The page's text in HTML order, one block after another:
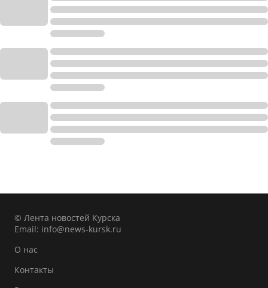
© Лента новостей Курска
Email: info@news-kursk.ru
О нас
Контакты